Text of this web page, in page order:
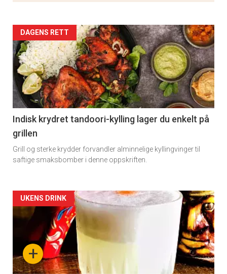
Artikler
detail
-
section
11
DAGENS RETT
Indisk krydret tandoori-kylling lager du enkelt på
grillen
Grill og sterke krydder forvandler alminnelige kyllingvinger til
saftige smaksbomber i denne oppskriften.
Artikler
detail
section
+
UKENS DRINK